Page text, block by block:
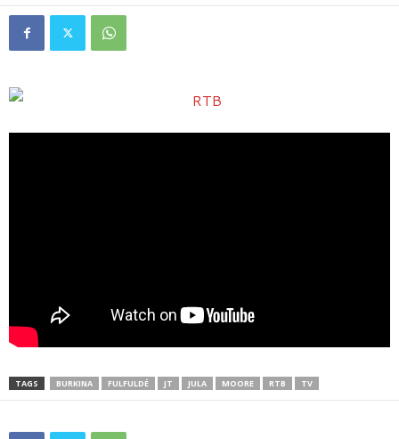
TAGS BURKINA FULFULDÉ JT JULA MOORE RTB TV